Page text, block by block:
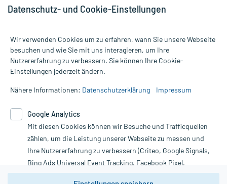
Alle Preise gelten inkl. MwSt., ggf. zzgl. Versandkosten
Informationen auf dieser Website werden ausschließlich für
die Untersuchung und Behandlung durch einen Arzt. Bitte
Therapien eingeleitet werden können. | Diese Webseite benutzt
Google Analytics. Lesen Sie bitte dazu die wichtigen Hinweise in
unserer Datenschutzerklärung. Für den Widerruf einer Bestellung
nutzen Sie das Formular:
Vertrag widerrufen
Datenschutz- und Cookie-Einstellungen
Wir verwenden Cookies um zu erfahren, wann Sie unsere Webseite
besuchen und wie Sie mit uns interagieren, um Ihre
Nutzererfahrung zu verbessern. Sie können Ihre Cookie-
Einstellungen jederzeit ändern.
Nähere Informationen: Datenschutzerklärung Impressum
Google Analytics
Mit diesen Cookies können wir Besuche und Trafficquellen
zählen, um die Leistung unserer Webseite zu messen und
Ihre Nutzererfahrung zu verbessern (Criteo, Google Signals,
Bing Ads Universal Event Tracking, Facebook Pixel,
Youtube-Social Plugin).